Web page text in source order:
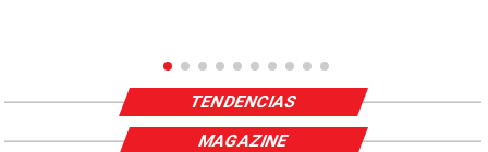
TENDENCIAS
MAGAZINE